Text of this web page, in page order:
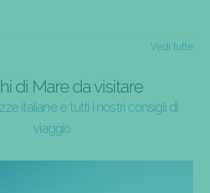
Vedi tutte
di Mare da visitare
italiane e tutti i nostri consigli di
viaggio